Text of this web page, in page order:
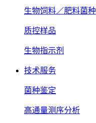
生物饲料／肥料菌种
质控样品
生物指示剂
技术服务
菌种鉴定
高通量测序分析